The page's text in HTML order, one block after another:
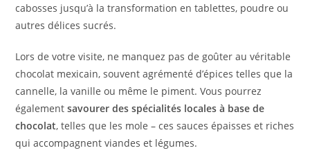
cabosses jusqu’à la transformation en tablettes, poudre ou
autres délices sucrés.
Lors de votre visite, ne manquez pas de goûter au véritable
chocolat mexicain, souvent agrémenté d’épices telles que la
cannelle, la vanille ou même le piment. Vous pourrez
égalementsavourer des spécialités locales à base de
chocolat, telles que les mole – ces sauces épaisses et riches
qui accompagnent viandes et légumes.